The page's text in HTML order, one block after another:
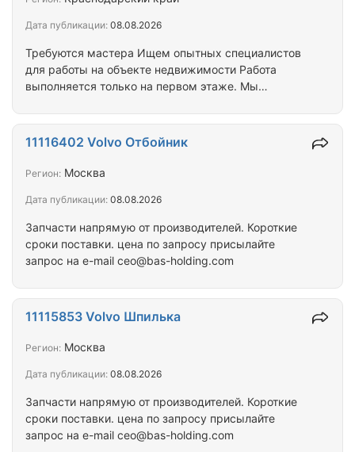
Требуются мастера Ищем опытных специалистов
для работы на объекте недвижимости Работа
выполняется только на первом этаже. Мы
масштабного проекта по облицовке фасада
обладаете необходимыми навыками и ищете
вакансия для вас. С оплатой проблем нет. Есть
Качественная укладка керамогранита на…
Дата публикации: 08.08.2026
Запчасти напрямую от производителей. Короткие
сроки поставки. цена по запросу присылайте
запрос на e-mail ceo@bas-holding.com
11116402 Volvo Отбойник
Регион: Москва
Дата публикации: 08.08.2026
Запчасти напрямую от производителей. Короткие
сроки поставки. цена по запросу присылайте
запрос на e-mail ceo@bas-holding.com
11115853 Volvo Шпилька
Регион: Москва
Дата публикации: 08.08.2026